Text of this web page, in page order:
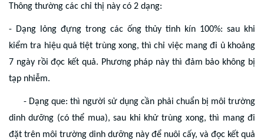
Thông thường các chỉ thị này có 2 dạng:
- Dạng lỏng đựng trong các ống thủy tinh kín 100%: sau khi
kiểm tra hiệu quả tiệt trùng xong, thì chỉ việc mang đi ủ khoảng
7 ngày rồi đọc kết quả. Phương pháp này thì đảm bảo không bị
tạp nhiễm.
- Dạng que: thì người sử dụng cần phải chuẩn bị môi trường
dinh dưỡng (có thể mua), sau khi khử trùng xong, thì mang đi
đặt trên môi trường dinh dưỡng này để nuôi cấy, và đọc kết quả